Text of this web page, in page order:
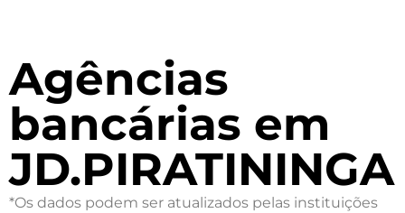
Agências
bancárias em
JD.PIRATININGA
*Os dados podem ser atualizados pelas instituições